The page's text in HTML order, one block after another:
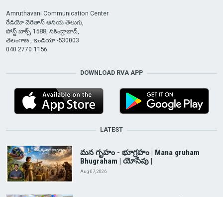
Amruthavani Communication Center
రేడియో వెరితాస్ ఆసియ తెలుగు,
పోస్ట్ బాక్స్ 1588, సికింద్రాబాద్,
తెలంగాణ , ఇండియా -530003
040 2770 1156
DOWNLOAD RVA APP
LATEST
మన గృహం - భూగ్రహం | Mana gruham
Bhugraham | యోసేపు |
Aug 07, 2026